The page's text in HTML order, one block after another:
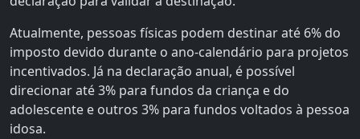
Atualmente, pessoas físicas podem destinar até 6% do
imposto devido durante o ano-calendário para projetos
incentivados. Já na declaração anual, é possível
direcionar até 3% para fundos da criança e do
adolescente e outros 3% para fundos voltados à pessoa
idosa.